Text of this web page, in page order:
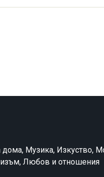
дома, Музика, Изкуство,
Любов и отношения